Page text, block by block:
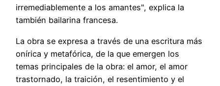
irremediablemente a los amantes", explica la
también bailarina francesa.
La obra se expresa a través de una escritura más
onírica y metafórica, de la que emergen los
temas principales de la obra: el amor, el amor
trastornado, la traición, el resentimiento y el